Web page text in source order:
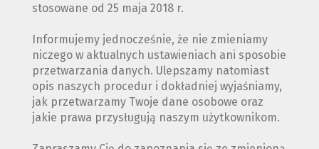
stosowane od 25 maja 2018 r.
Informujemy jednocześnie, że nie zmieniamy
niczego w aktualnych ustawieniach ani sposobie
przetwarzania danych. Ulepszamy natomiast
opis naszych procedur i dokładniej wyjaśniamy,
jak przetwarzamy Twoje dane osobowe oraz
jakie prawa przysługują naszym użytkownikom.